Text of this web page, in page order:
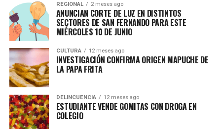
REGIONAL 2 meses ago
ANUNCIAN CORTE DE LUZ EN DISTINTOS
SECTORES DE SAN FERNANDO PARA ESTE
MIÉRCOLES 10 DE JUNIO
CULTURA 12 meses ago
INVESTIGACIÓN CONFIRMA ORIGEN MAPUCHE DE
LA PAPA FRITA
DELINCUENCIA 12 meses ago
ESTUDIANTE VENDE GOMITAS CON DROGA EN
COLEGIO